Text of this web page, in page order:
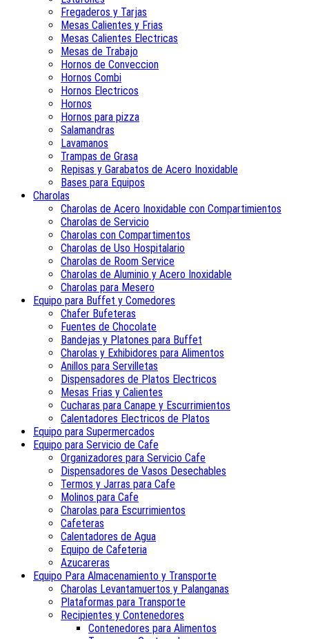
Fregaderos y Tarjas
Mesas Calientes y Frias
Mesas Calientes Electricas
Mesas de Trabajo
Hornos de Conveccion
Hornos Combi
Hornos Electricos
Hornos
Hornos para pizza
Salamandras
Lavamanos
Trampas de Grasa
Repisas y Garabatos de Acero Inoxidable
Bases para Equipos
Charolas
Charolas de Acero Inoxidable con Compartimientos
Charolas de Servicio
Charolas con Compartimentos
Charolas de Uso Hospitalario
Charolas de Room Service
Charolas de Aluminio y Acero Inoxidable
Charolas para Mesero
Equipo para Buffet y Comedores
Chafer Bufeteras
Fuentes de Chocolate
Bandejas y Platones para Buffet
Charolas y Exhibidores para Alimentos
Anillos para Servilletas
Dispensadores de Platos Electricos
Mesas Frias y Calientes
Cucharas para Canape y Escurrimientos
Calentadores Electricos de Platos
Equipo para Supermercados
Equipo para Servicio de Cafe
Organizadores para Servicio Cafe
Dispensadores de Vasos Desechables
Termos y Jarras para Cafe
Molinos para Cafe
Charolas para Escurrimientos
Cafeteras
Calentadores de Agua
Equipo de Cafeteria
Azucareras
Equipo Para Almacenamiento y Transporte
Charolas Levantamuertos y Palanganas
Plataformas para Transporte
Recipientes y Contenedores
Contenedores para Alimentos